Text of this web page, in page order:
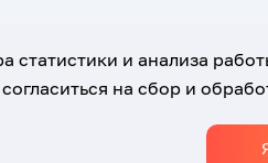
статистики и анализа
на сбор и